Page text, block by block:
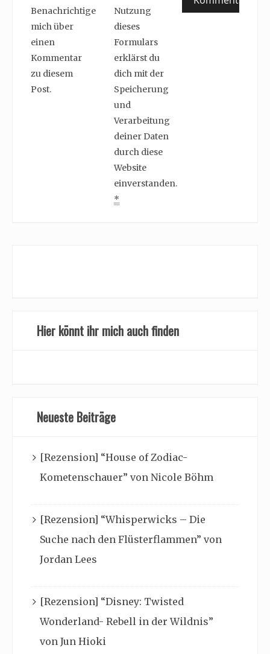
Benachrichtige
mich über
einen
Kommentar
zu diesem
Post.
Nutzung
dieses
Formulars
erklärst du
dich mit der
Speicherung
und
Verarbeitung
deiner Daten
durch diese
Website
einverstanden.
*
Hier könnt ihr mich auch finden
Neueste Beiträge
[Rezension] “House of Zodiac-
Kometenschauer” von Nicole Böhm
[Rezension] “Whisperwicks – Die
Suche nach den Flüsterflammen” von
Jordan Lees
[Rezension] “Disney: Twisted
Wonderland- Rebell in der Wildnis”
von Jun Hioki